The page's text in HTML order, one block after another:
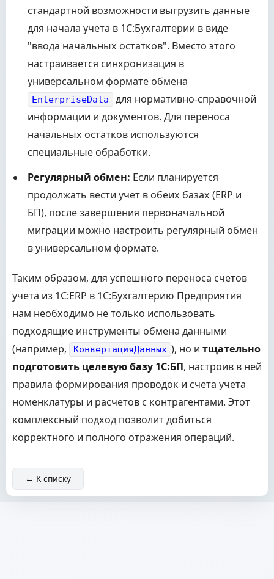
стандартной возможности выгрузить данные
для начала учета в 1С:Бухгалтерии в виде
"ввода начальных остатков". Вместо этого
настраивается синхронизация в
универсальном формате обмена
EnterpriseData
для нормативно-справочной
информации и документов. Для переноса
начальных остатков используются
специальные обработки.
Регулярный обмен: Если планируется
продолжать вести учет в обеих базах (ERP и
БП), после завершения первоначальной
миграции можно настроить регулярный обмен
в универсальном формате.
Таким образом, для успешного переноса счетов
учета из 1С:ERP в 1С:Бухгалтерию Предприятия
нам необходимо не только использовать
подходящие инструменты обмена данными
(например,
КонвертацияДанных ), но и тщательно
подготовить целевую базу 1С:БП, настроив в ней
правила формирования проводок и счета учета
номенклатуры и расчетов с контрагентами. Этот
комплексный подход позволит добиться
корректного и полного отражения операций.
← К списку